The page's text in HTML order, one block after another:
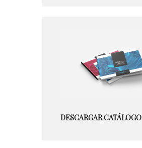
DESCARGAR CATÁLOGO